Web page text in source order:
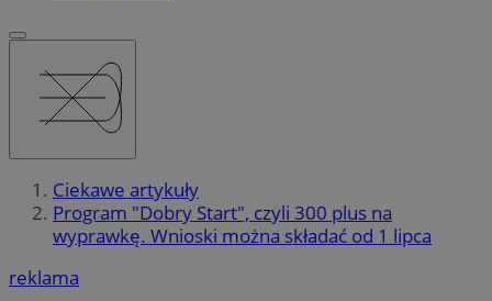
Ciekawe artykuły
Program "Dobry Start", czyli 300 plus na
wyprawkę. Wnioski można składać od 1 lipca
reklama